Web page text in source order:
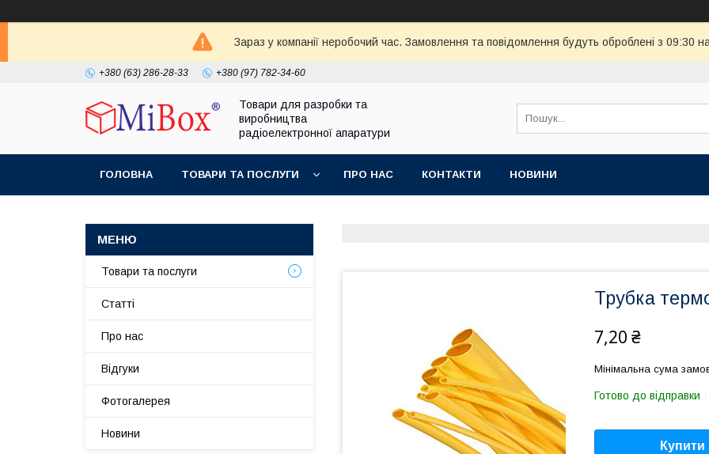
Зараз у компанії неробочий час. Замовлення та повідомлення будуть оброблені з 09:30
+380 (63) 286-28-33 +380 (97) 782-34-60
Товари для разробки та
виробництва
радіоелектронної апаратури
ГОЛОВНА ТОВАРИ ТА ПОСЛУГИ ПРО НАС КОНТАКТИ НОВИНИ
Трубка
7,20 ₴
Мінімальна сума
Готово до відправки
Купити
Товари та послуги
Статті
Про нас
Відгуки
Фотогалерея
Новини